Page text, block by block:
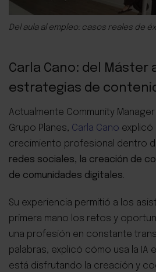
Del aula al empleo: casos reales de
Carla Cano: del Máster
estrategias de
Actualmente Community
Grupo Planes, Carla Cano explicó
crecimiento profesional dentro
redes sociales, la creación de
de comunidades digitales.
Su experiencia permitió a los
primera mano los retos y
una profesión en constante
palabras, explicó cómo usa la IA
está disfrutando la creación y